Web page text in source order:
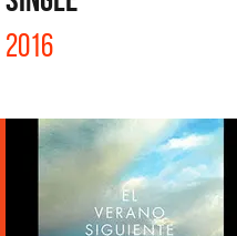
2016